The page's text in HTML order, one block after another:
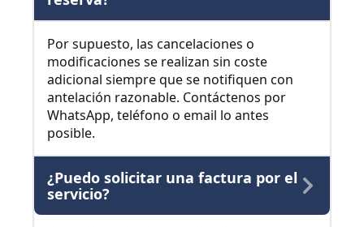
Por supuesto, las cancelaciones o
modificaciones se realizan sin coste
adicional siempre que se notifiquen con
antelación razonable. Contáctenos por
WhatsApp, teléfono o email lo antes
posible.
¿Puedo solicitar una factura por el
servicio?